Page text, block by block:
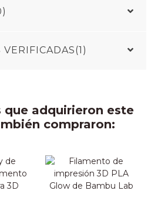
que adquirieron este
compraron: